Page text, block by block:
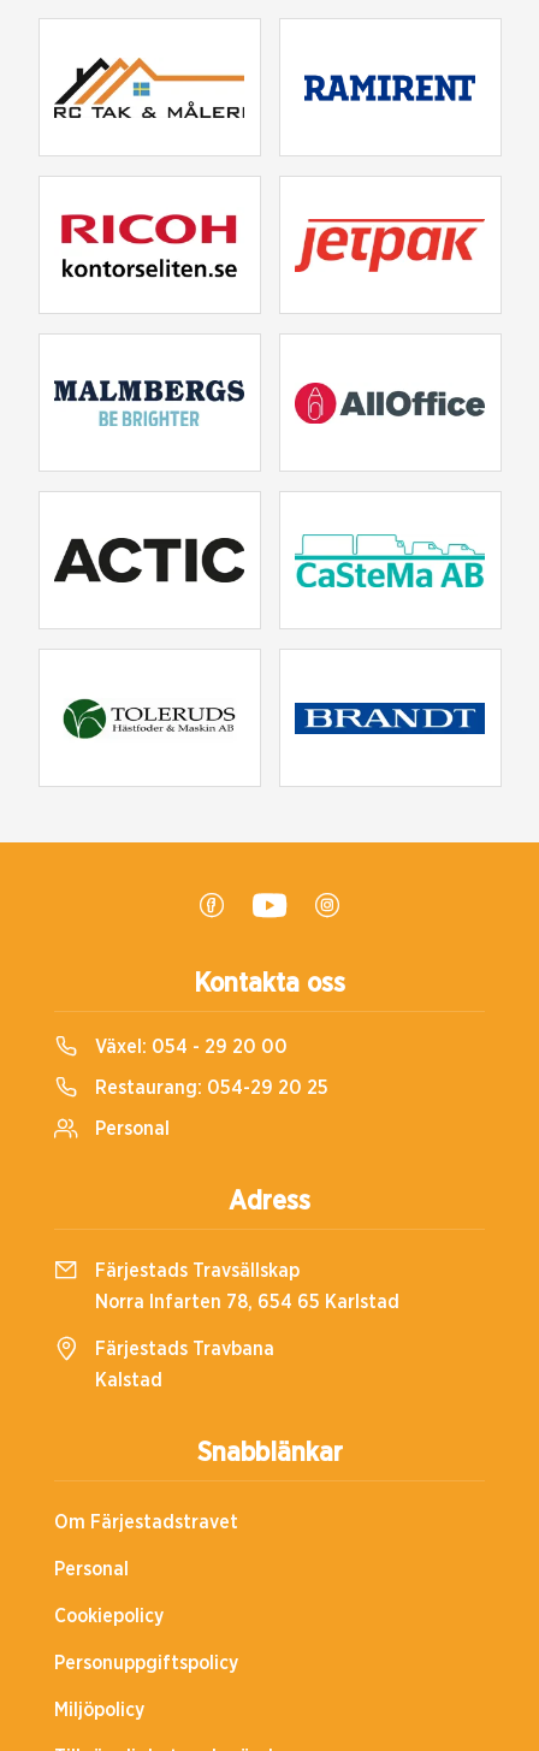
Snabblänkar
Om Färjestadstravet
Personal
Cookiepolicy
Personuppgiftspolicy
Miljöpolicy
Kontakta oss
Växel: 054 - 29 20 00
Restaurang: 054-29 20 25
Personal
Adress
Färjestads Travsällskap
Norra Infarten 78, 654 65 Karlstad
Färjestads Travbana
Kalstad